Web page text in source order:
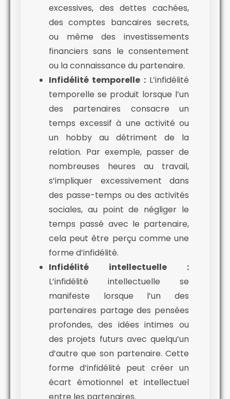
excessives, des dettes cachées,
des comptes bancaires secrets,
ou même des investissements
financiers sans le consentement
ou la connaissance du partenaire.
Infidélité temporelle :L’infidélité
temporelle se produit lorsque l’un
des partenaires consacre un
temps excessif à une activité ou
un hobby au détriment de la
relation. Par exemple, passer de
nombreuses heures au travail,
s’impliquer excessivement dans
des passe-temps ou des activités
sociales, au point de négliger le
temps passé avec le partenaire,
cela peut être perçu comme une
forme d’infidélité.
Infidélité intellectuelle :
L’infidélité intellectuelle se
manifeste lorsque l’un des
partenaires partage des pensées
profondes, des idées intimes ou
des projets futurs avec quelqu’un
d’autre que son partenaire. Cette
forme d’infidélité peut créer un
écart émotionnel et intellectuel